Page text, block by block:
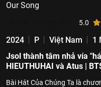
Our Song
5.0
2024 P Việt Nam 1
Jsol thành tâm nhả vía
HIEUTHUHAI và Atus |
Bài Hát Của Chúng Ta là